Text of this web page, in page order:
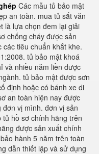
Các mẫu tủ bảo mật
an toàn. mua tủ sắt văn
là lựa chọn đem lại giải
chống cháy được sản
tiêu chuẩn khắt khe.
tủ bảo mật khoá
và nhiều năm liền được
tủ bảo mật được sơn
định hoặc có bánh xe di
an toàn hiện nay được
vị mình. đơn vị sản
hồ sơ chính hãng trên
được sản xuất chính
hành 5 năm trên toàn
dẫn thiết lập và sử dụng